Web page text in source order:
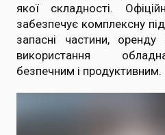
якої складності.
забезпечує комплексну
запасні частини,
використання
безпечним і продуктивним.